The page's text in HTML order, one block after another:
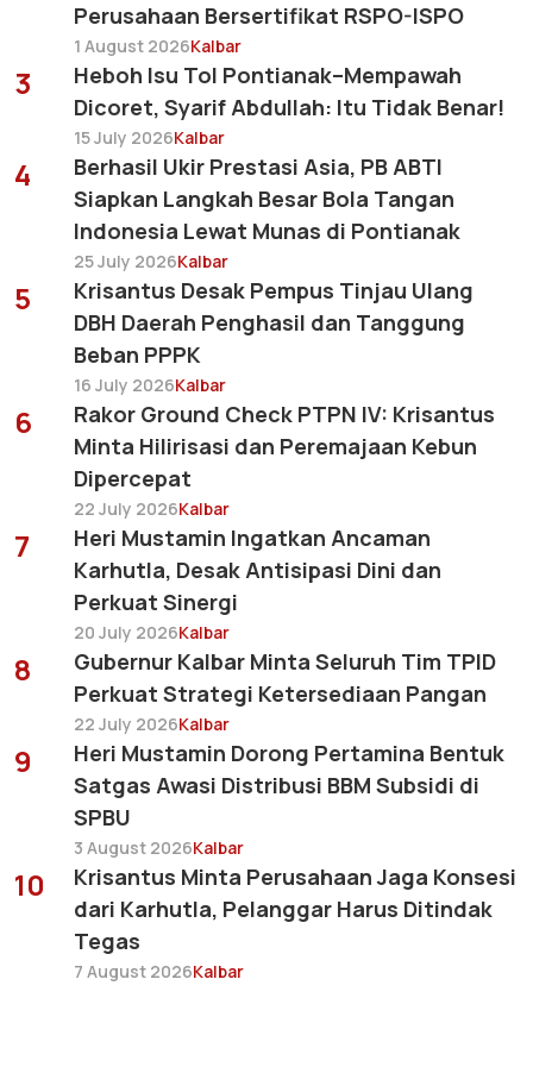
Perusahaan Bersertifikat RSPO-ISPO
1 August 2026Kalbar
3
Heboh Isu Tol Pontianak–Mempawah
Dicoret, Syarif Abdullah: Itu Tidak Benar!
15 July 2026Kalbar
4
Berhasil Ukir Prestasi Asia, PB ABTI
Siapkan Langkah Besar Bola Tangan
Indonesia Lewat Munas di Pontianak
25 July 2026Kalbar
5
Krisantus Desak Pempus Tinjau Ulang
DBH Daerah Penghasil dan Tanggung
Beban PPPK
16 July 2026Kalbar
6
Rakor Ground Check PTPN IV: Krisantus
Minta Hilirisasi dan Peremajaan Kebun
Dipercepat
22 July 2026Kalbar
7
Heri Mustamin Ingatkan Ancaman
Karhutla, Desak Antisipasi Dini dan
Perkuat Sinergi
20 July 2026Kalbar
8
Gubernur Kalbar Minta Seluruh Tim TPID
Perkuat Strategi Ketersediaan Pangan
22 July 2026Kalbar
9
Heri Mustamin Dorong Pertamina Bentuk
Satgas Awasi Distribusi BBM Subsidi di
SPBU
3 August 2026Kalbar
10
Krisantus Minta Perusahaan Jaga Konsesi
dari Karhutla, Pelanggar Harus Ditindak
Tegas
7 August 2026Kalbar